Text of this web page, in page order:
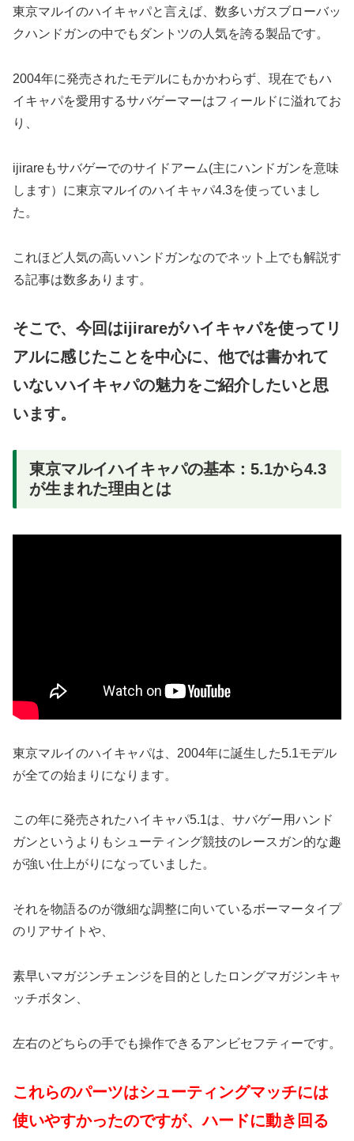
東京マルイのハイキャパと言えば、数多いガスブローバッ
クハンドガンの中でもダントツの人気を誇る製品です。
2004年に発売されたモデルにもかかわらず、現在でもハ
イキャパを愛用するサバゲーマーはフィールドに溢れてお
り、
ijirareもサバゲーでのサイドアーム(主にハンドガンを意味
します）に東京マルイのハイキャパ4.3を使っていまし
た。
これほど人気の高いハンドガンなのでネット上でも解説す
る記事は数多あります。
そこで、今回はijirareがハイキャパを使ってリ
アルに感じたことを中心に、他では書かれて
いないハイキャパの魅力をご紹介したいと思
います。
東京マルイハイキャパの基本：5.1から4.3
が生まれた理由とは
東京マルイのハイキャパは、2004年に誕生した5.1モデル
が全ての始まりになります。
この年に発売されたハイキャパ5.1は、サバゲー用ハンド
ガンというよりもシューティング競技のレースガン的な趣
が強い仕上がりになっていました。
それを物語るのが微細な調整に向いているボーマータイプ
のリアサイトや、
素早いマガジンチェンジを目的としたロングマガジンキャ
ッチボタン、
左右のどちらの手でも操作できるアンビセフティーです。
これらのパーツはシューティングマッチには
使いやすかったのですが、ハードに動き回る